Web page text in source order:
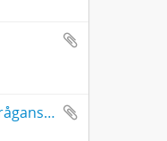
Danska förslag till allians och skandinaviskt samarbete på sjöförsvarets område hösten 1861. Flottfrågans utveckling till september 1863